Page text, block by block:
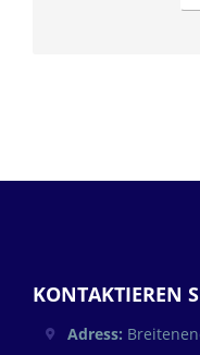
KONTAKTIEREN
Adress: